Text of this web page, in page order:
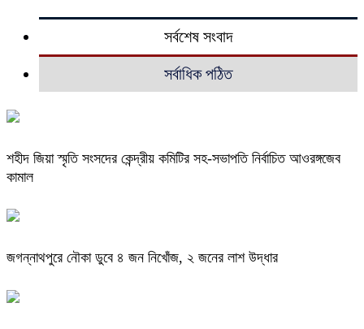
সর্বশেষ সংবাদ
সর্বাধিক পঠিত
শহীদ জিয়া স্মৃতি সংসদের কেন্দ্রীয় কমিটির সহ-সভাপতি নির্বাচিত আওরঙ্গজেব
কামাল
জগন্নাথপুরে নৌকা ডুবে ৪ জন নিখোঁজ, ২ জনের লাশ উদ্ধার